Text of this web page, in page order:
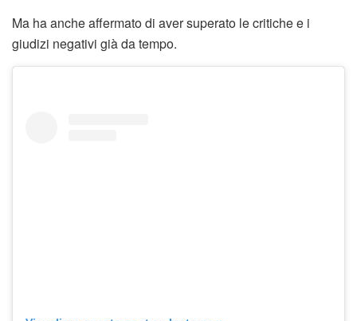
Ma ha anche affermato di aver superato le critiche e i
giudizi negativi già da tempo.